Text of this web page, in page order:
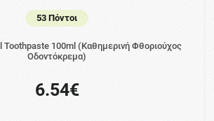
53 Πόντοι
Toothpaste 100ml (Καθημερινή Φθοριούχος
Οδοντόκρεμα)
6.54€